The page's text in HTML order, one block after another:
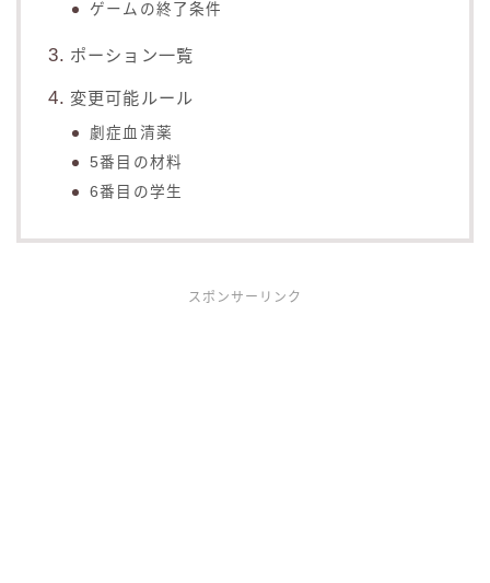
ゲームの終了条件
ポーション一覧
変更可能ルール
劇症血清薬
5番目の材料
6番目の学生
スポンサーリンク